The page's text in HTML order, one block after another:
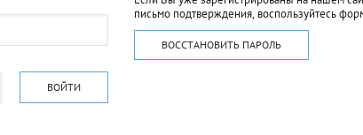
ВОЙТИ
письмо подтверждения, воспользуйтесь
ВОССТАНОВИТЬ ПАРОЛЬ